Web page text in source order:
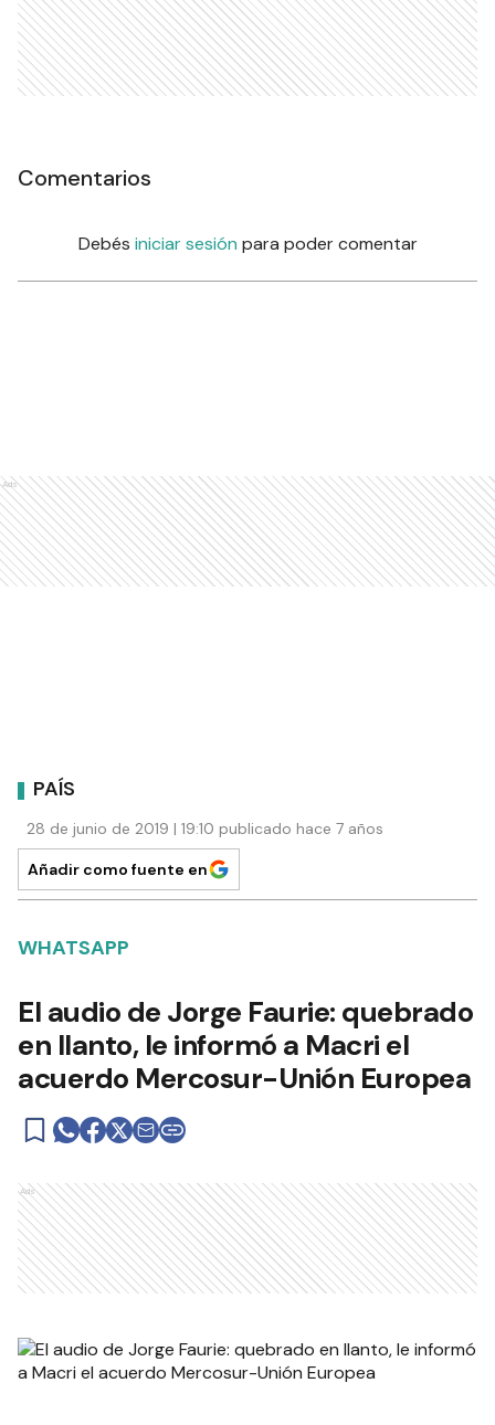
Comentarios
Debés iniciar sesión para poder comentar
Ads
PAÍS
28 de junio de 2019 | 19:10 publicado hace 7 años
Añadir como fuente en
WHATSAPP
El audio de Jorge Faurie: quebrado
en llanto, le informó a Macri el
acuerdo Mercosur-Unión Europea
Ads